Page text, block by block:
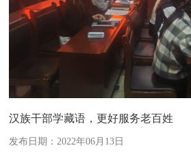
汉族干部学藏语，更好服务老百姓
发布日期：2022年06月13日